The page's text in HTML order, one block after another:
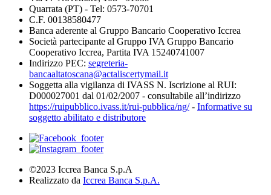
Quarrata (PT) - Tel: 0573-70701
C.F. 00138580477
Banca aderente al Gruppo Bancario Cooperativo Iccrea
Società partecipante al Gruppo IVA Gruppo Bancario
Cooperativo Iccrea, Partita IVA 15240741007
Indirizzo PEC: segreteria-
bancaaltatoscana@actaliscertymail.it
Soggetta alla vigilanza di IVASS N. Iscrizione al RUI:
D000027001 dal 01/02/2007 - consultabile all’indirizzo
https://ruipubblico.ivass.it/rui-pubblica/ng/- Informative su
soggetto abilitato e distributore
©2023 Iccrea Banca S.p.A
Realizzato da Iccrea Banca S.p.A.